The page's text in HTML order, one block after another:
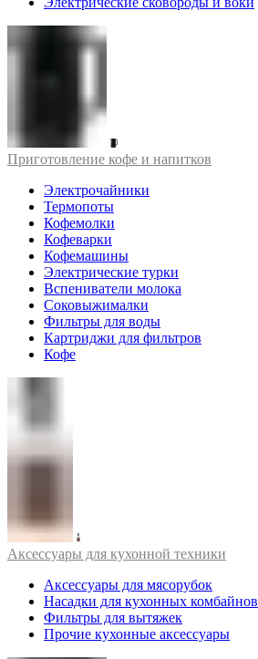
Приготовление кофе и напитков
Электрочайники
Термопоты
Кофемолки
Кофеварки
Кофемашины
Электрические турки
Вспениватели молока
Соковыжималки
Фильтры для воды
Картриджи для фильтров
Кофе
Аксессуары для кухонной техники
Аксессуары для мясорубок
Насадки для кухонных комбайнов
Фильтры для вытяжек
Прочие кухонные аксессуары